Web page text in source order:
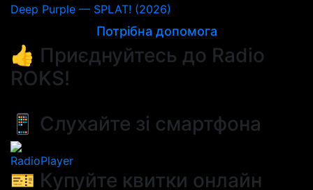
Deep Purple — SPLAT! (2026)
Потрібна допомога
👍 Приєднуйтесь до Radio
ROKS!
📱 Слухайте зі смартфона
RadioPlayer
🎫 Купуйте квитки онлайн